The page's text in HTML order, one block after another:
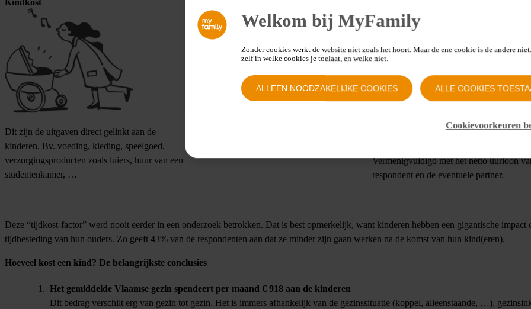
Welkom bij MyFamily
Zonder cookies werkt de website niet zoals het hoort. Maar de ene cookie is de andere
zelf in welke cookies je toelaat, en welke niet.
ALLEEN NOODZAKELIJKE COOKIES ALLE COOKIES
Cookievoorkeuren
Kindkost
Dit zijn de uitgaven direct gelinkt aan de
kinderen. Bv. voeding, kleding, speelgoed,
verzorgingsproducten zoals luiers, huur van een
studentenkamer, …
besteden aan hun kinderen – en zij dus
Vermenigvuldigd met het netto uurloon
respondent en de eventuele partner.
Deze “tijdkost-factor” werd nooit eerder in een onderzoek betrokken. Dat is best opmerkelijk, want kinderen hebben een gigantische impact
tijdbesteding van hun ouders. Zo geeft 43% van de respondenten aan dat ze minder zijn gaan werken na de komst van hun kind(eren).
Hoeveel kost een kind? De belangrijkste conclusies
Het gemiddelde Vlaamse gezin spendeert per maand € 918 aan de kinderen
Dit bedrag verschilt erg van gezin tot gezin. Het is immers afhankelijk van de gezinssituatie (koppel, alleenstaande, …),